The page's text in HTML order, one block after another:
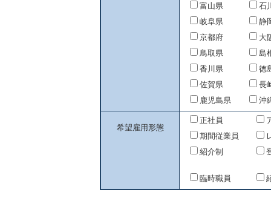
富山県
石
岐阜県
静
京都府
大
鳥取県
島
香川県
徳
佐賀県
長
鹿児島県
沖
希望雇用形態
正社員
期間従業員
紹介制
臨時職員